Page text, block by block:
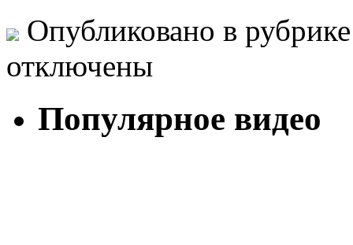
Опубликовано в
отключены
Популярное видео